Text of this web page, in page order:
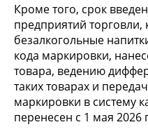
Кроме того, срок
предприятий
безалкогольные
кода маркировки,
товара, ведению
таких товарах и
маркировки в систему
перенесен с 1 мая 2026